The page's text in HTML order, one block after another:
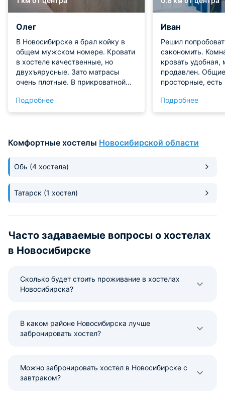
Олег
В Новосибирске я брал койку в
общем мужском номере. Кровати
в хостеле качественные, но
двухъярусные. Зато матрасы
очень плотные. В прикроватной
мелочей, розетки, свет. Подушки
и постельное в хорошем
оборудованы шкафы с
переживать за сохранность своих
вещей. Кухня, душ, туалет в
проводят регулярно. К тому же
Подробнее
Иван
Решил
сэкономить.
кровать удобная,
продавлен.
просторные, есть
убираются
неприятных
Подробнее
Комфортные хостелы Новосибирской области
Обь (4 хостела)
Татарск (1 хостел)
Часто задаваемые вопросы о хоcтелах
в Новосибирске
Сколько будет стоить проживание в хостелах
Новосибирска?
В каком районе Новосибирска лучше
забронировать хостел?
Можно забронировать хостел в Новосибирске с
завтраком?